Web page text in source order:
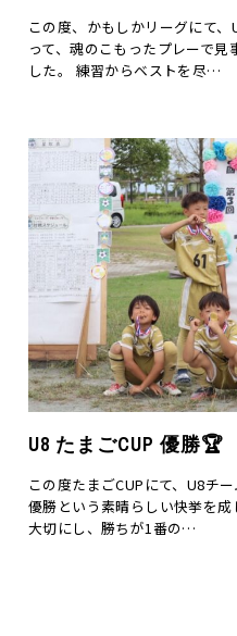
この度、かもしかリーグにて
って、魂のこもったプレーで
した。 練習からベストを尽…
U8 たまごCUP 優勝🏆
この度たまごCUPにて、U8チ
優勝という素晴らしい快挙を
大切にし、勝ちが1番の…